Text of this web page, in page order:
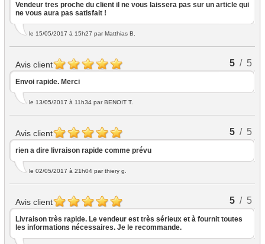
Vendeur tres proche du client il ne vous laissera pas sur un article qui
ne vous aura pas satisfait !
le 15/05/2017 à 15h27 par Matthias B.
Avis client 5/ 5
Envoi rapide. Merci
le 13/05/2017 à 11h34 par BENOIT T.
Avis client 5/ 5
rien a dire livraison rapide comme prévu
le 02/05/2017 à 21h04 par thiery g.
Avis client 5/ 5
Livraison très rapide. Le vendeur est très sérieux et à fournit toutes
les informations nécessaires. Je le recommande.